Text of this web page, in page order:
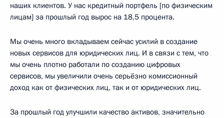
наших клиентов. У нас кредитный портфель [по физическим
лицам] за прошлый год вырос на 18,5 процента.
Мы очень много вкладываем сейчас усилий в создание
новых сервисов для юридических лиц. И в связи с тем, что
мы очень плотно работали по созданию цифровых
сервисов, мы увеличили очень серьёзно комиссионный
доход как от физических лиц, так и от юридических лиц.
За прошлый год улучшили качество активов, значительно